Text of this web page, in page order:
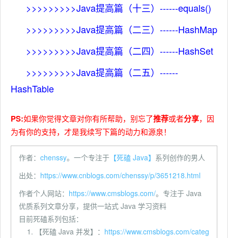
>>>>>>>>>Java提高篇（十三）------equals()
>>>>>>>>>Java提高篇（二三）------HashMap
>>>>>>>>>Java提高篇（二四）------HashSet
>>>>>>>>>Java提高篇（二五）------
HashTable
PS:如果你觉得文章对你有所帮助，别忘了推荐或者分享，因
为有你的支持，才是我续写下篇的动力和源泉！
作者： chenssy。一个专注于 【死磕 Java】 系列创作的男人
出处： https://www.cnblogs.com/chenssy/p/3651218.html
作者个人网站： https://www.cmsblogs.com/。专注于 Java
优质系列文章分享，提供一站式 Java 学习资料
目前死磕系列包括：
1. 【死磕 Java 并发】： https://www.cmsblogs.com/categ